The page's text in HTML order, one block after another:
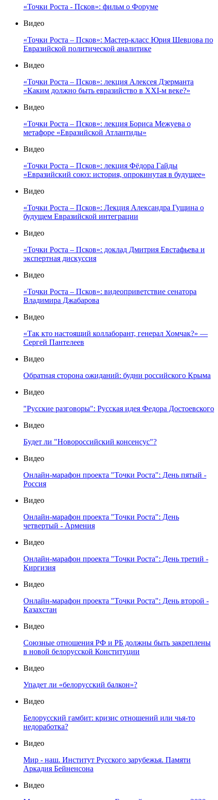
«Точки Роста - Псков»: фильм о Форуме
Видео
«Точки Роста – Псков»: Мастер-класс Юрия Шевцова по
Евразийской политической аналитике
Видео
«Точки Роста – Псков»: лекция Алексея Дзерманта
«Каким должно быть евразийство в XXI-м веке?»
Видео
«Точки Роста – Псков»: лекция Бориса Межуева о
метафоре «Евразийской Атлантиды»
Видео
«Точки Роста – Псков»: лекция Фёдора Гайды
«Евразийский союз: история, опрокинутая в будущее»
Видео
«Точки Роста – Псков»: Лекция Александра Гущина о
будущем Евразийской интеграции
Видео
«Точки Роста – Псков»: доклад Дмитрия Евстафьева и
экспертная дискуссия
Видео
«Точки Роста – Псков»: видеоприветствие сенатора
Владимира Джабарова
Видео
«Так кто настоящий коллаборант, генерал Хомчак?» —
Сергей Пантелеев
Видео
Обратная сторона ожиданий: будни российского Крыма
Видео
"Русские разговоры": Русская идея Федора Достоевского
Видео
Будет ли "Новороссийский консенсус"?
Видео
Онлайн-марафон проекта "Точки Роста": День пятый -
Россия
Видео
Онлайн-марафон проекта "Точки Роста": День
четвертый - Армения
Видео
Онлайн-марафон проекта "Точки Роста": День третий -
Киргизия
Видео
Онлайн-марафон проекта "Точки Роста": День второй -
Казахстан
Видео
Союзные отношения РФ и РБ должны быть закреплены
в новой белорусской Конституции
Видео
Упадет ли «белорусский балкон»?
Видео
Белорусский гамбит: кризис отношений или чья-то
недоработка?
Видео
Мир - наш. Институт Русского зарубежья. Памяти
Аркадия Бейненсона
Видео